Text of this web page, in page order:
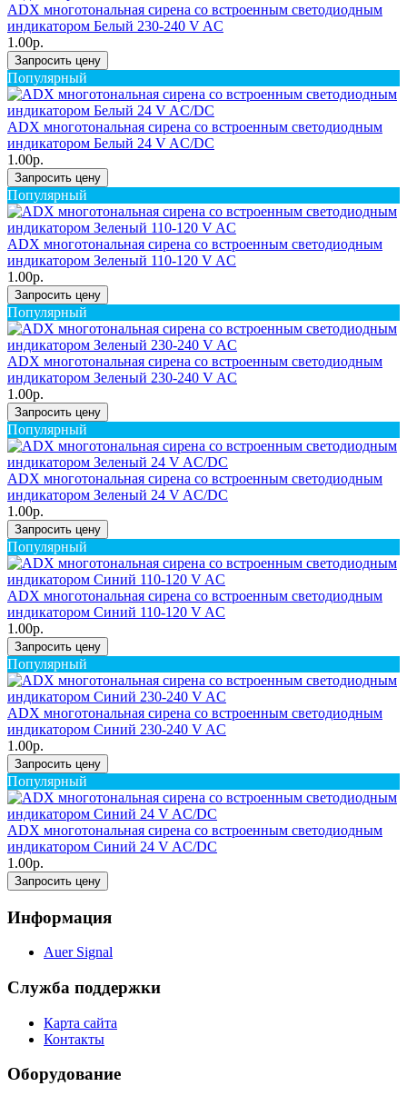
ADX многотональная сирена со встроенным светодиодным
индикатором Белый 230-240 V AC
1.00р.
Запросить цену
Популярный
ADX многотональная сирена со встроенным светодиодным
индикатором Белый 24 V AC/DC
1.00р.
Запросить цену
Популярный
ADX многотональная сирена со встроенным светодиодным
индикатором Зеленый 110-120 V AC
1.00р.
Запросить цену
Популярный
ADX многотональная сирена со встроенным светодиодным
индикатором Зеленый 230-240 V AC
1.00р.
Запросить цену
Популярный
ADX многотональная сирена со встроенным светодиодным
индикатором Зеленый 24 V AC/DC
1.00р.
Запросить цену
Популярный
ADX многотональная сирена со встроенным светодиодным
индикатором Синий 110-120 V AC
1.00р.
Запросить цену
Популярный
ADX многотональная сирена со встроенным светодиодным
индикатором Синий 230-240 V AC
1.00р.
Запросить цену
Популярный
ADX многотональная сирена со встроенным светодиодным
индикатором Синий 24 V AC/DC
1.00р.
Запросить цену
Информация
Auer Signal
Служба поддержки
Карта сайта
Контакты
Оборудование